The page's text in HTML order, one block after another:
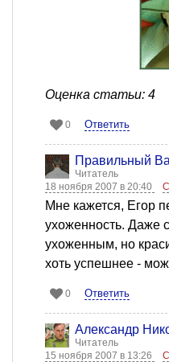
Оценка статьи: 4
0 Ответить
Правильный
Читатель
18 ноября 2007 в 20:40
Мне кажется, Егор
ухоженность. Даже
ухоженным, но
хоть успешнее -
0 Ответить
Александр
Читатель
15 ноября 2007 в 13:26